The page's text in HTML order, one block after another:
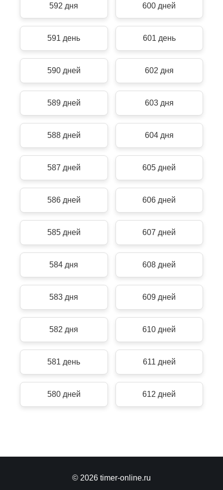
592 дня 600 дней
591 день 601 день
590 дней 602 дня
589 дней 603 дня
588 дней 604 дня
587 дней 605 дней
586 дней 606 дней
585 дней 607 дней
584 дня 608 дней
583 дня 609 дней
582 дня 610 дней
581 день 611 дней
580 дней 612 дней
© 2026 timer-online.ru